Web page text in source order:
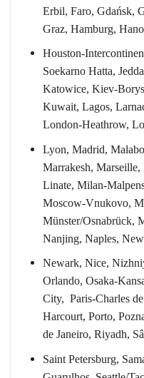
Erbil, Faro, Gdańsk,
Graz, Hamburg,
Houston-
Soekarno Hatta,
Katowice, Kiev-
Kuwait, Lagos,
London-Heathrow,
Lyon, Madrid,
Marrakesh,
Linate, Milan-
Moscow-Vnukovo,
Münster/Osnabrück,
Nanjing, Naples,
Newark, Nice,
Orlando, Osaka-
City, Paris-Charles
Harcourt, Porto,
de Janeiro, Riyadh,
Saint Petersburg,